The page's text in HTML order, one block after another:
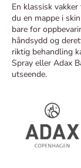
En klassisk
du en mappe i
bare for
håndsydd og
riktig behandling
Spray eller Adax
utseende.